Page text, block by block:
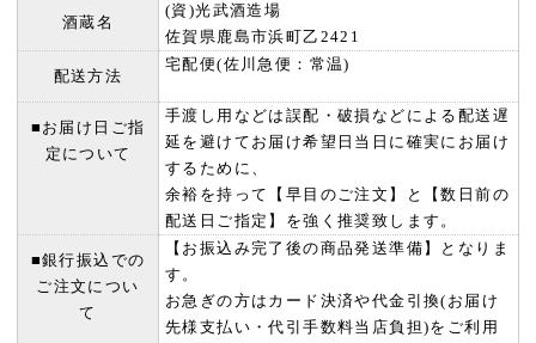
酒蔵名
(資)光武酒造場
佐賀県鹿島市浜町乙2421
配送方法
宅配便(佐川急便：常温)
■お届け日ご指
定について
手渡し用などは誤配・破損などによる配送遅
延を避けてお届け希望日当日に確実にお届け
するために、
余裕を持って【早目のご注文】と【数日前の
配送日ご指定】を強く推奨致します。
■銀行振込での
ご注文につい
て
【お振込み完了後の商品発送準備】となりま
す。
お急ぎの方はカード決済や代金引換(お届け
先様支払い・代引手数料当店負担)をご利用